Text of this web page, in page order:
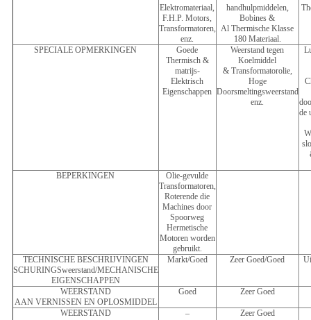
Elektromateriaal,
F.H.P. Motors,
Transformatoren,
enz.
handhulpmiddelen,
Bobines &
Al Thermische Klasse
180 Materiaal.
SPECIALE OPMERKINGEN
Goede
Thermisch &
matrijs-
Elektrisch
Eigenschappen
Weerstand tegen
Koelmiddel
& Transformatorolie,
Hoge
Doorsmeltingsweerstand
enz.
de
BEPERKINGEN
Olie-gevulde
Transformatoren,
Roterende die
Machines door
Spoorweg
Hermetische
Motoren worden
gebruikt.
TECHNISCHE BESCHRIJVINGEN
SCHURINGSweerstand/MECHANISCHE
EIGENSCHAPPEN
Markt/Goed Zeer Goed/Goed
WEERSTAND
AAN VERNISSEN EN OPLOSMIDDEL
Goed Zeer Goed
WEERSTAND
– Zeer Goed